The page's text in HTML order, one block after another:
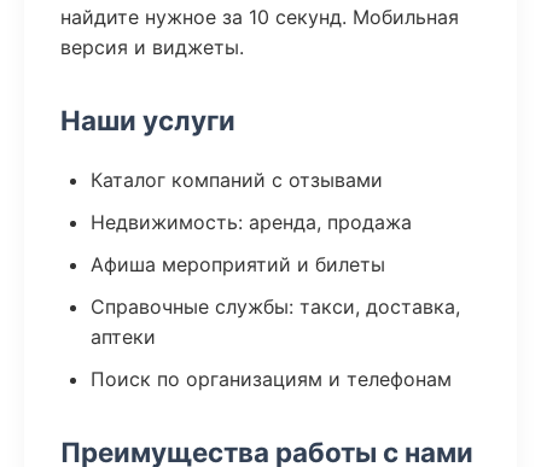
найдите нужное за 10 секунд. Мобильная
версия и виджеты.
Наши услуги
Каталог компаний с отзывами
Недвижимость: аренда, продажа
Афиша мероприятий и билеты
Справочные службы: такси, доставка,
аптеки
Поиск по организациям и телефонам
Преимущества работы с нами